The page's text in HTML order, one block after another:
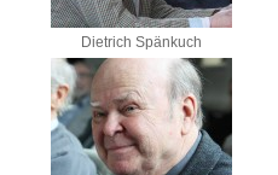
Dietrich Spänkuch